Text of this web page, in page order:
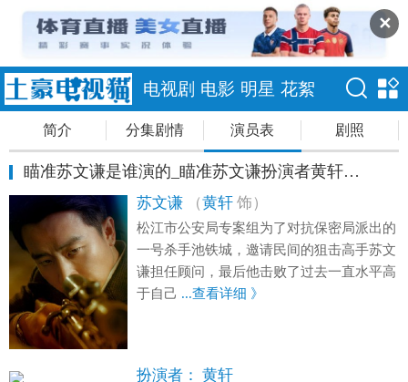
✕
电视剧 电影 明星 花絮
简介 分集剧情 演员表 剧照
瞄准苏文谦是谁演的_瞄准苏文谦扮演者黄轩个人资料
苏文谦 （黄轩 饰）
松江市公安局专案组为了对抗保密局派出的
一号杀手池铁城，邀请民间的狙击高手苏文
谦担任顾问，最后他击败了过去一直水平高
于自己 ...查看详细 》
扮演者： 黄轩